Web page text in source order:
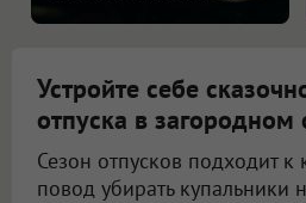
Устройте себе
отпуска в загородном
Сезон отпусков подходит к
повод убирать купальники